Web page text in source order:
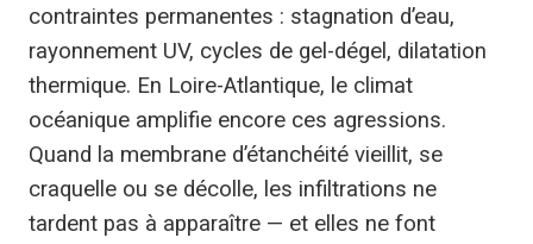
contraintes permanentes : stagnation d’eau,
rayonnement UV, cycles de gel-dégel, dilatation
thermique. En Loire-Atlantique, le climat
océanique amplifie encore ces agressions.
Quand la membrane d’étanchéité vieillit, se
craquelle ou se décolle, les infiltrations ne
tardent pas à apparaître — et elles ne font